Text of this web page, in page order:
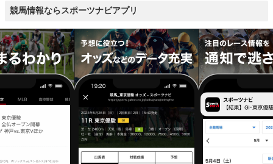
競馬情報ならスポーツナビアプリ